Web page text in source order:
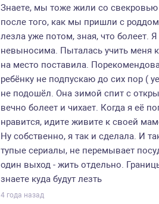
Знаете, мы тоже жили со
после того, как мы пришли с
лезла уже потом, зная, что болеет.
невыносима. Пыталась учить меня
на место поставила.
ребёнку не подпускаю до сих пор (
не подошёл. Она зимой спит с
вечно болеет и чихает. Когда я её
нравится, идите живите к своей
Ну собственно, я так и сделала. И
тупые сериалы, не перемывает
один выход - жить отдельно.
знаете куда будут лезть
4 года назад